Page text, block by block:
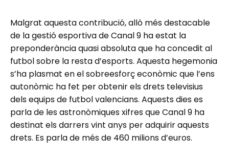
Malgrat aquesta contribució, allò més destacable
de la gestió esportiva de Canal 9 ha estat la
preponderància quasi absoluta que ha concedit al
futbol sobre la resta d’esports. Aquesta hegemonia
s’ha plasmat en el sobreesforç econòmic que l’ens
autonòmic ha fet per obtenir els drets televisius
dels equips de futbol valencians. Aquests dies es
parla de les astronòmiques xifres que Canal 9 ha
destinat els darrers vint anys per adquirir aquests
drets. Es parla de més de 460 milions d’euros.